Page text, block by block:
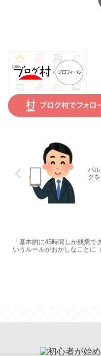
バ
ク
「基本的に45時間しか残業で
いうルールがおかしなことに